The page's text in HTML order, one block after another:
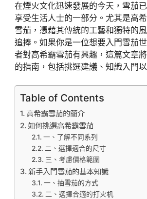
在煙火文化迅速發展的今天，雪茄
享受生活人士的一部分。尤其是高
雪茄，憑藉其傳統的工藝和獨特的
追捧。如果你是一位想要入門雪茄
者對高希霸雪茄有興趣，這篇文章
的指南，包括挑選建議、知識入門
Table of Contents
高希霸雪茄的簡介
如何挑選高希霸雪茄
一、了解不同系列
二、選擇適合的尺寸
三、考慮價格範圍
新手入門雪茄的基本知識
一、抽雪茄的方式
二、選擇合適的打火机